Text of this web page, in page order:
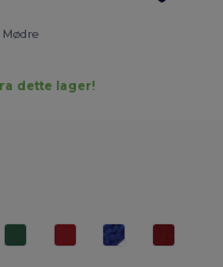
dette lager!